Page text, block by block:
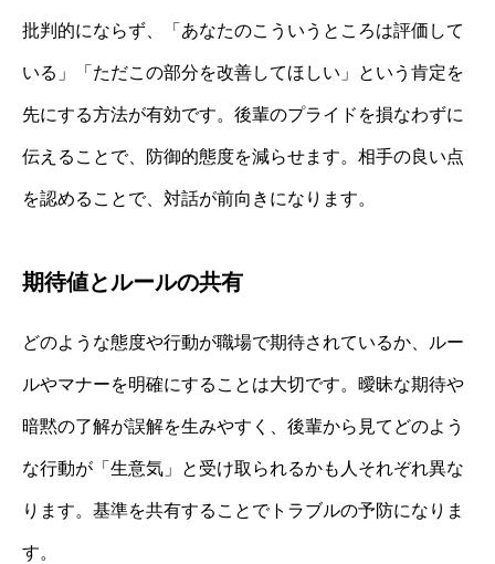
批判的にならず、「あなたのこういうところは評価して
いる」「ただこの部分を改善してほしい」という肯定を
先にする方法が有効です。後輩のプライドを損なわずに
伝えることで、防御的態度を減らせます。相手の良い点
を認めることで、対話が前向きになります。
期待値とルールの共有
どのような態度や行動が職場で期待されているか、ルー
ルやマナーを明確にすることは大切です。曖昧な期待や
暗黙の了解が誤解を生みやすく、後輩から見てどのよう
な行動が「生意気」と受け取られるかも人それぞれ異な
ります。基準を共有することでトラブルの予防になりま
す。